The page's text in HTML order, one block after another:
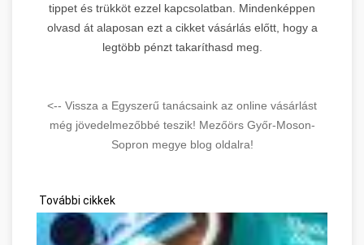
tippet és trükköt ezzel kapcsolatban. Mindenképpen
olvasd át alaposan ezt a cikket vásárlás előtt, hogy a
legtöbb pénzt takaríthasd meg.
<-- Vissza a Egyszerű tanácsaink az online vásárlást
még jövedelmezőbbé teszik! Mezőörs Győr-Moson-
Sopron megye blog oldalra!
További cikkek